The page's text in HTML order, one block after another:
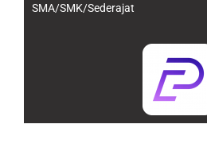
SMA/SMK/Sederajat